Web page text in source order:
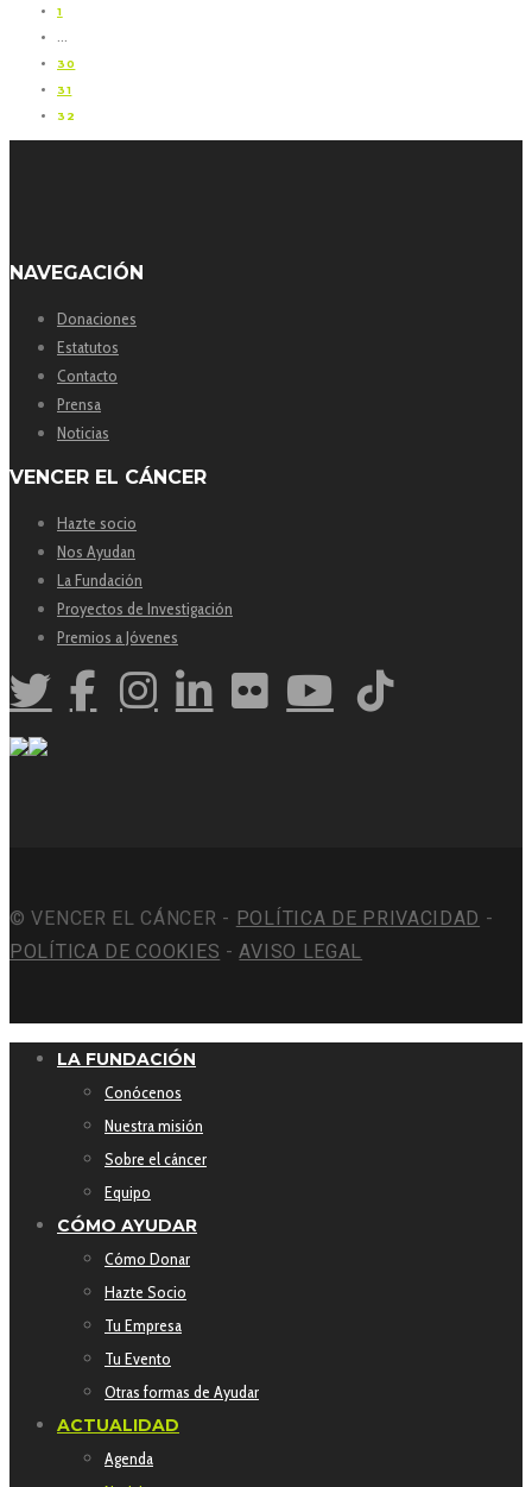
1
…
30
31
32
NAVEGACIÓN
Donaciones
Estatutos
Contacto
Prensa
Noticias
VENCER EL CÁNCER
Hazte socio
Nos Ayudan
La Fundación
Proyectos de Investigación
Premios a Jóvenes
© VENCER EL CÁNCER - POLÍTICA DE PRIVACIDAD -
POLÍTICA DE COOKIES -AVISO LEGAL
LA FUNDACIÓN
Conócenos
Nuestra misión
Sobre el cáncer
Equipo
CÓMO AYUDAR
Cómo Donar
Hazte Socio
Tu Empresa
Tu Evento
Otras formas de Ayudar
ACTUALIDAD
Agenda